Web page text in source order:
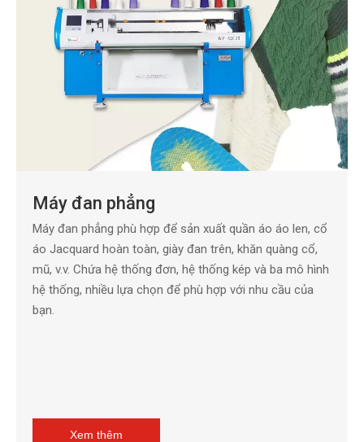
Máy đan phẳng
Máy đan phẳng phù hợp để sản xuất quần áo áo len, cổ
áo Jacquard hoàn toàn, giày đan trên, khăn quàng cổ,
mũ, v.v. Chứa hệ thống đơn, hệ thống kép và ba mô hình
hệ thống, nhiều lựa chọn để phù hợp với nhu cầu của
bạn.
Xem thêm